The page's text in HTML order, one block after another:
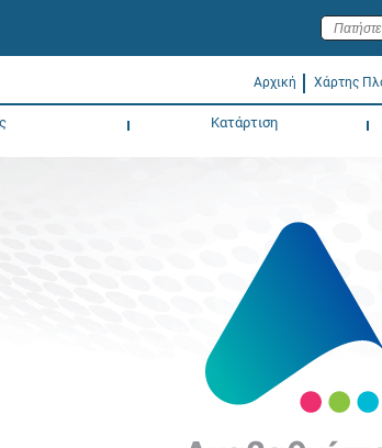
Αρχική Χάρτης
Κατάρτιση